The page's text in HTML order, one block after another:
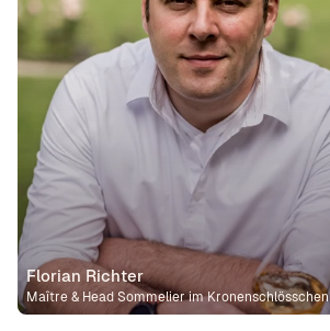
Florian Richter
Maître & Head Sommelier im Kronenschlösschen